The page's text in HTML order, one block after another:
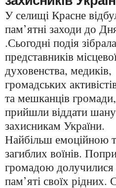
У селищі Красне
пам’ятні заходи до
.Сьогодні подія зібрала
представників
духовенства, медиків,
громадських
та мешканців
прийшли віддати
захисникам України.
Найбільш емоційною
загиблих воїнів.
громадою долучилися
пам’яті своїх